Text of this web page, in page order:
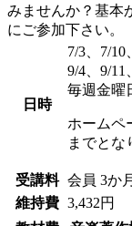
みませんか？基本
にご参加下さい。
日時
7/3、7/10
9/4、9/11
毎週金曜
ホームペ
までとな
受講料 会員 3か
維持費 3,432円